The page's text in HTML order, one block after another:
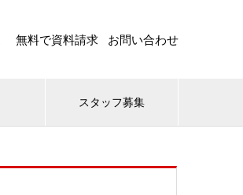
無料で資料請求 お問い合わせ
スタッフ募集